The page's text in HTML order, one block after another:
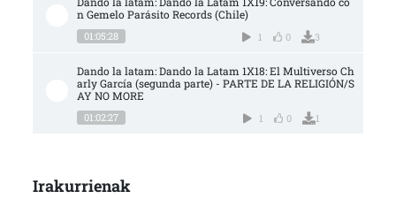
n Gemelo Parásito Records (Chile)
01:05:28 1 0 3
Dando la latam: Dando la Latam 1X18: El Multiverso Ch
arly García (segunda parte) - PARTE DE LA RELIGIÓN/S
AY NO MORE
01:02:27 1 0 1
Irakurrienak